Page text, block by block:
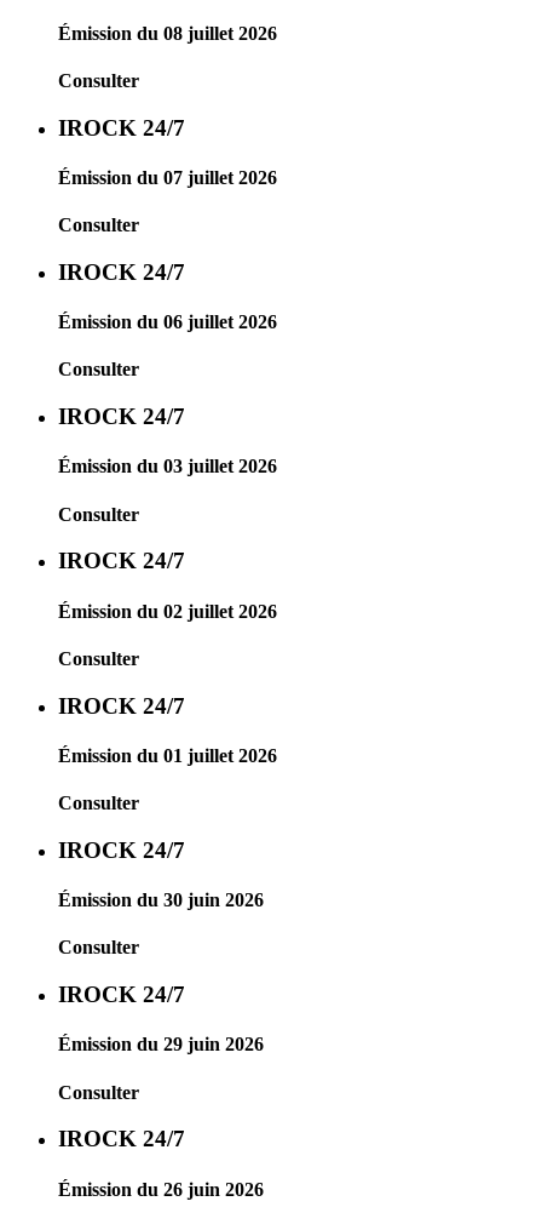
Émission du 08 juillet 2026
Consulter
IROCK 24/7
Émission du 07 juillet 2026
Consulter
IROCK 24/7
Émission du 06 juillet 2026
Consulter
IROCK 24/7
Émission du 03 juillet 2026
Consulter
IROCK 24/7
Émission du 02 juillet 2026
Consulter
IROCK 24/7
Émission du 01 juillet 2026
Consulter
IROCK 24/7
Émission du 30 juin 2026
Consulter
IROCK 24/7
Émission du 29 juin 2026
Consulter
IROCK 24/7
Émission du 26 juin 2026